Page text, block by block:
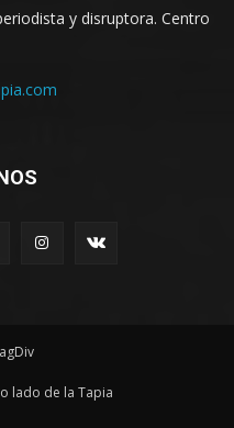
y disruptora. Centro
lado de la Tapia